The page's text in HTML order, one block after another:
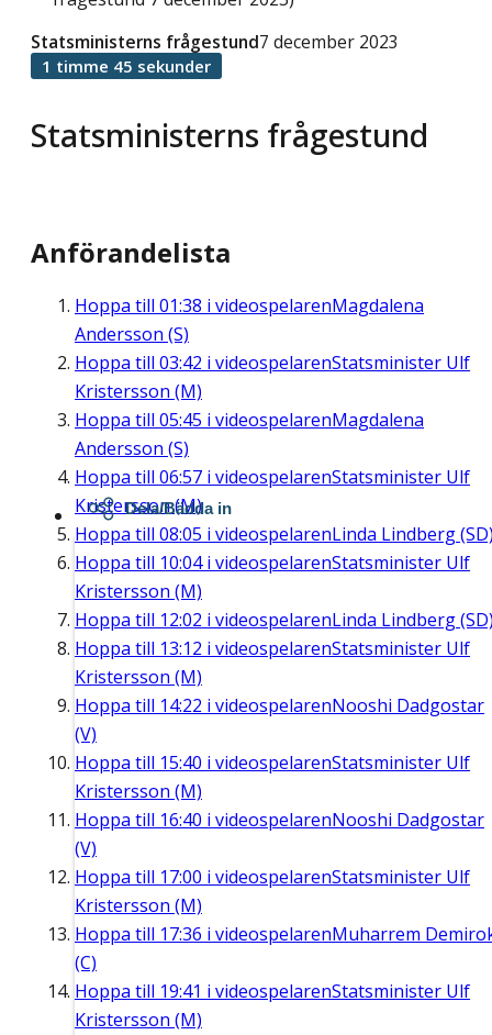
Statsministerns frågestund
Statsministerns frågestund7 december 2023
1 timme 45 sekunder
Anförandelista
Hoppa till 01:38 i videospelarenMagdalena
Andersson (S)
Hoppa till 03:42 i videospelarenStatsminister Ulf
Kristersson (M)
Hoppa till 05:45 i videospelarenMagdalena
Andersson (S)
Hoppa till 06:57 i videospelarenStatsminister Ulf
Kristersson (M)
Hoppa till 08:05 i videospelarenLinda Lindberg
Hoppa till 10:04i videospelarenStatsminister Ulf
Kristersson (M)
Hoppa till 12:02 i videospelarenLinda Lindberg
Hoppa till 13:12 i videospelarenStatsminister Ulf
Kristersson (M)
Hoppa till 14:22 i videospelarenNooshi Dadgostar
(V)
Hoppa till 15:40 i videospelarenStatsminister Ulf
Kristersson (M)
Hoppa till 16:40 i videospelarenNooshi Dadgostar
(V)
Hoppa till 17:00 i videospelarenStatsminister Ulf
Kristersson (M)
Hoppa till 17:36 i videospelarenMuharrem
(C)
Hoppa till 19:41 i videospelarenStatsminister Ulf
Kristersson (M)
Dela/Bädda in